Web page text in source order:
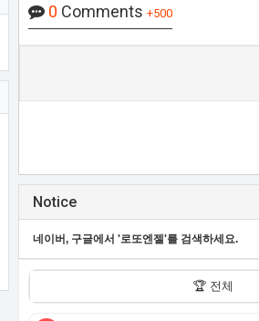
0 Comments +500
Notice
네이버, 구글에서 '로또엔젤'를 검색하세요.
🏆 전체